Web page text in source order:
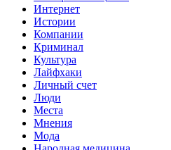
Интернет
Истории
Компании
Криминал
Культура
Лайфхаки
Личный счет
Люди
Места
Мнения
Мода